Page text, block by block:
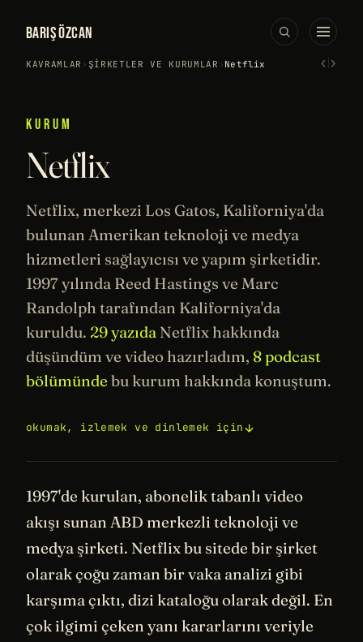
BARIŞ ÖZCAN
KAVRAMLAR › ŞIRKETLER VE KURUMLAR › Netflix ‹›
KURUM
Netflix
Netflix, merkezi Los Gatos, Kaliforniya'da
bulunan Amerikan teknoloji ve medya
hizmetleri sağlayıcısı ve yapım şirketidir.
1997 yılında Reed Hastings ve Marc
Randolph tarafından Kaliforniya'da
kuruldu. 29 yazıda Netflix hakkında
düşündüm ve video hazırladım, 8 podcast
bölümünde bu kurum hakkında konuştum.
okumak, izlemek ve dinlemek için
1997'de kurulan, abonelik tabanlı video
akışı sunan ABD merkezli teknoloji ve
medya şirketi. Netflix bu sitede bir şirket
olarak çoğu zaman bir vaka analizi gibi
karşıma çıktı, dizi kataloğu olarak değil. En
çok ilgimi çeken yanı kararlarını veriyle